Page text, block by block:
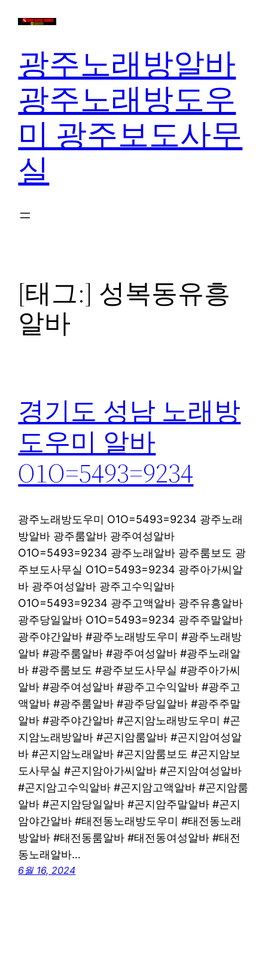
광주노래방알바
광주노래방도우
미 광주보도사무
실
[태그:] 성복동유흥
알바
경기도 성남 노래방
도우미 알바
O1O=5493=9234
광주노래방도우미 O1O=5493=9234 광주노래
방알바 광주룸알바 광주여성알바
O1O=5493=9234 광주노래알바 광주룸보도 광
주보도사무실 O1O=5493=9234 광주아가씨알
바 광주여성알바 광주고수익알바
O1O=5493=9234 광주고액알바 광주유흥알바
광주당일알바 O1O=5493=9234 광주주말알바
광주야간알바 #광주노래방도우미 #광주노래방
알바 #광주룸알바 #광주여성알바 #광주노래알
바 #광주룸보도 #광주보도사무실 #광주아가씨
알바 #광주여성알바 #광주고수익알바 #광주고
액알바 #광주룸알바 #광주당일알바 #광주주말
알바 #광주야간알바 #곤지암노래방도우미 #곤
지암노래방알바 #곤지암룸알바 #곤지암여성알
바 #곤지암노래알바 #곤지암룸보도 #곤지암보
도사무실 #곤지암아가씨알바 #곤지암여성알바
#곤지암고수익알바 #곤지암고액알바 #곤지암룸
알바 #곤지암당일알바 #곤지암주말알바 #곤지
암야간알바 #태전동노래방도우미 #태전동노래
방알바 #태전동룸알바 #태전동여성알바 #태전
동노래알바…
6월 16, 2024